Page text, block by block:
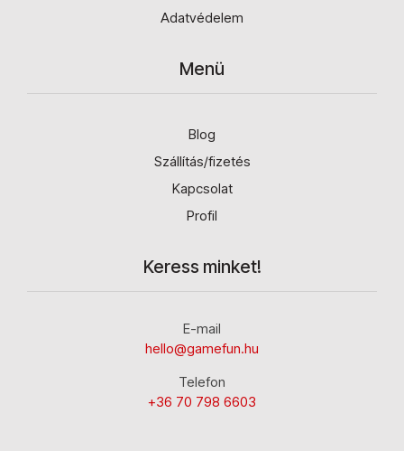
Adatvédelem
Menü
Blog
Szállítás/fizetés
Kapcsolat
Profil
Keress minket!
E-mail
hello@gamefun.hu
Telefon
+36 70 798 6603